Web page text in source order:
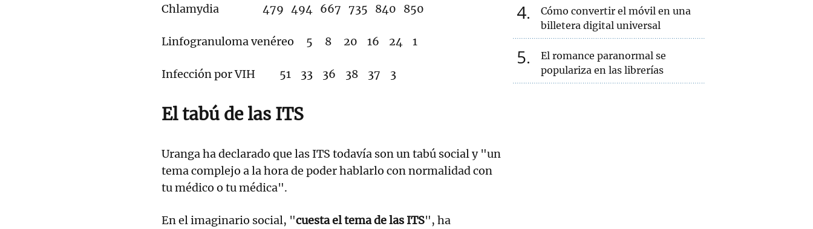
Chlamydia 479 494 667 735 840 850
Linfogranuloma venéreo 5 8 20 16 24 1
Infección por VIH 51 33 36 38 37 3
El tabú de las ITS
Uranga ha declarado que las ITS todavía son un tabú social y "un
tema complejo a la hora de poder hablarlo con normalidad con
tu médico o tu médica".
En el imaginario social, "cuesta el tema de las ITS", ha
4
Cómo convertir el móvil en una
billetera digital universal
5
El romance paranormal se
populariza en las librerías